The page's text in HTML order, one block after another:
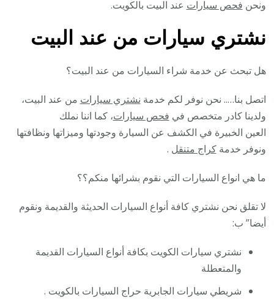
ونحن فحص سيارات عند البيت بالكويت.
نشتري سيارات من عند البيت
هل تبحث عن خدمة شراء السيارات من عند البيت؟
اتصل بنا….. نحن نوفر لكم خدمة نشتري سيارات من عند البيت،
ولدينا كادر متخصص في فحص سيارات، كما اننا نملك
العين الخبيرة في الكشف عن السيارة وجودتها وميزاتها ونظافتها
ونوفر خدمةكراج متنقل .
ما هي انواع السيارات التي نقوم بشرائها منكم؟؟
لا تقلق نحن نشتري كافة أنواع السيارات الحديثة والقديمة ونقوم
أيضا” ب:
نشتري سيارات الكويت بكافة أنواع السيارات القديمة
والمتعطلة
شريطي سيارات الجابرية حراج السيارات بالكويت .